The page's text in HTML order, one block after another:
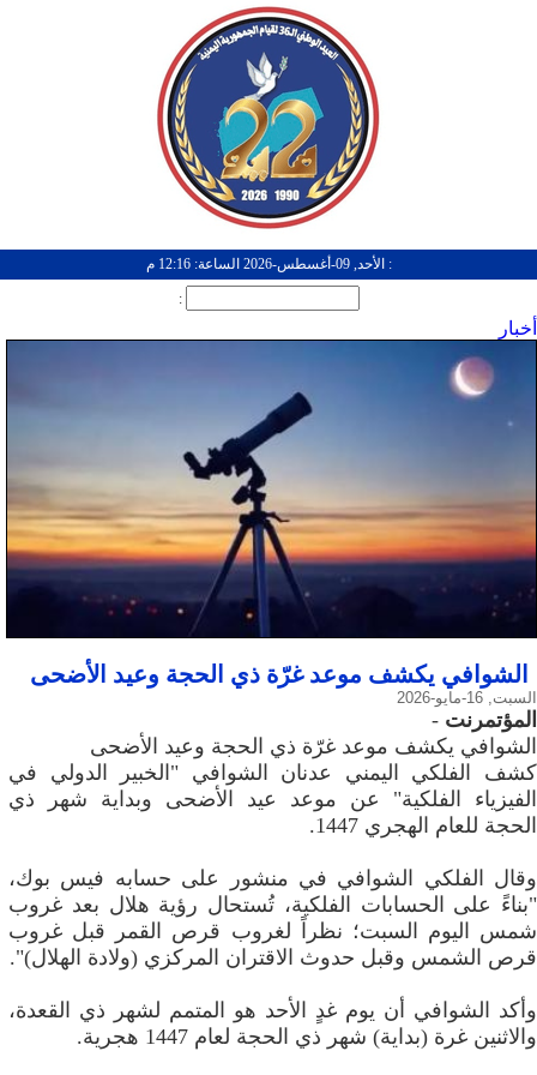
: الأحد, 09-أغسطس-2026 الساعة: 12:16 م
:
أخبار
الشوافي يكشف موعد غرّة ذي الحجة وعيد الأضحى
السبت, 16-مايو-2026
المؤتمرنت -
الشوافي يكشف موعد غرّة ذي الحجة وعيد الأضحى
كشف الفلكي اليمني عدنان الشوافي "الخبير الدولي في
الفيزياء الفلكية" عن موعد عيد الأضحى وبداية شهر ذي
الحجة للعام الهجري 1447.
وقال الفلكي الشوافي في منشور على حسابه فيس بوك،
"بناءً على الحسابات الفلكية، تُستحال رؤية هلال بعد غروب
شمس اليوم السبت؛ نظراً لغروب قرص القمر قبل غروب
قرص الشمس وقبل حدوث الاقتران المركزي (ولادة الهلال)".
وأكد الشوافي أن يوم غدٍ الأحد هو المتمم لشهر ذي القعدة،
والاثنين غرة (بداية) شهر ذي الحجة لعام 1447 هجرية.